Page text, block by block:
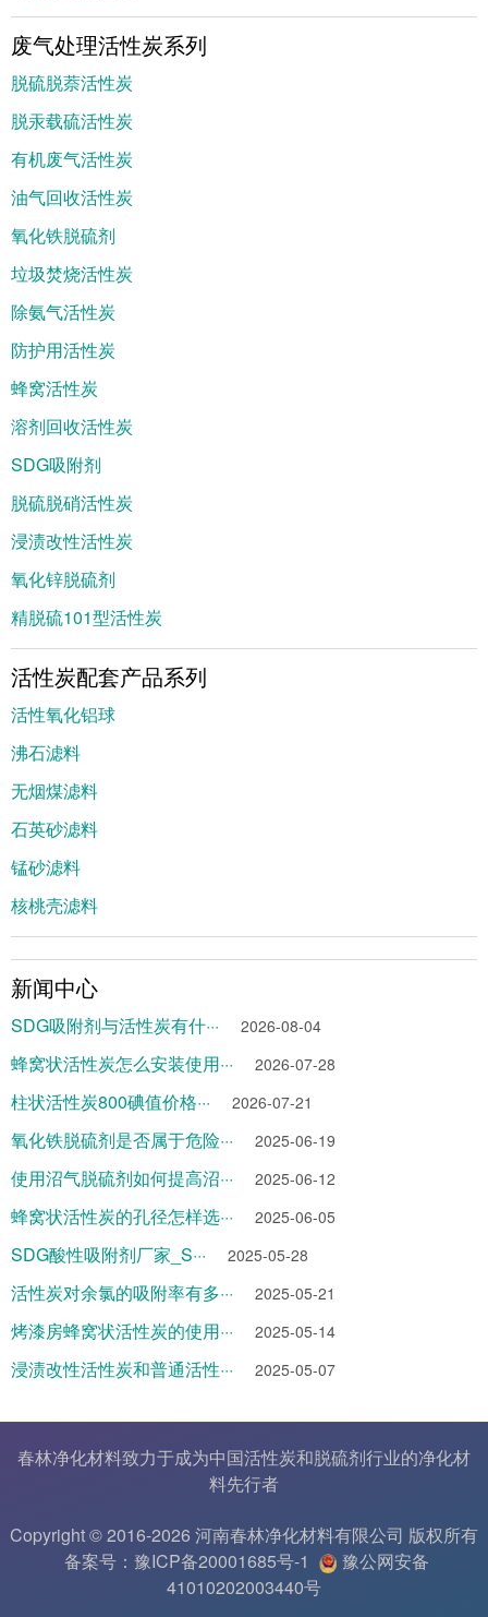
废气处理活性炭系列
脱硫脱萘活性炭
脱汞载硫活性炭
有机废气活性炭
油气回收活性炭
氧化铁脱硫剂
垃圾焚烧活性炭
除氨气活性炭
防护用活性炭
蜂窝活性炭
溶剂回收活性炭
SDG吸附剂
脱硫脱硝活性炭
浸渍改性活性炭
氧化锌脱硫剂
精脱硫101型活性炭
活性炭配套产品系列
活性氧化铝球
沸石滤料
无烟煤滤料
石英砂滤料
锰砂滤料
核桃壳滤料
新闻中心
SDG吸附剂与活性炭有什··· 2026-08-04
蜂窝状活性炭怎么安装使用··· 2026-07-28
柱状活性炭800碘值价格··· 2026-07-21
氧化铁脱硫剂是否属于危险··· 2025-06-19
使用沼气脱硫剂如何提高沼··· 2025-06-12
蜂窝状活性炭的孔径怎样选··· 2025-06-05
SDG酸性吸附剂厂家_S··· 2025-05-28
活性炭对余氯的吸附率有多··· 2025-05-21
烤漆房蜂窝状活性炭的使用··· 2025-05-14
浸渍改性活性炭和普通活性··· 2025-05-07
春林净化材料致力于成为中国活性炭和脱硫剂行业的净化材
料先行者
Copyright © 2016-2026 河南春林净化材料有限公司 版权所有
备案号：豫ICP备20001685号-1
豫公网安备
41010202003440号